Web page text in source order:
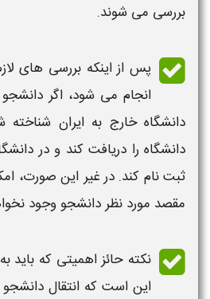
بررسی می شوند.
پس از اینکه بررسی های
انجام می شود، اگر
دانشگاه خارج به ایران شناخته
دانشگاه را دریافت کند و در
ثبت نام کند. در غیر این صورت،
مقصد مورد نظر دانشجو وجود
نکته حائز اهمیتی که باید
این است که انتقال